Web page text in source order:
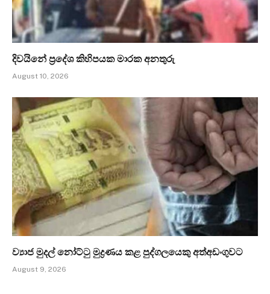
දිවයිනේ ප්‍රදේශ කිහිපයක මාරක අනතුරු
August 10, 2026
ව්‍යාජ මුදල් නෝට්ටු මුද්‍රණය කළ පුද්ගලයෙකු අත්අඩංගුවට
August 9, 2026